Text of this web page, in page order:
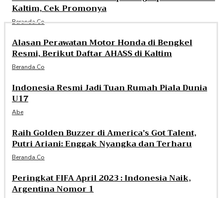
Kaltim, Cek Promonya
Beranda.co
Alasan Perawatan Motor Honda di Bengkel
Resmi, Berikut Daftar AHASS di Kaltim
Beranda.co
Indonesia Resmi Jadi Tuan Rumah Piala Dunia
U17
Abe
Raih Golden Buzzer di America’s Got Talent,
Putri Ariani: Enggak Nyangka dan Terharu
Beranda.co
Peringkat FIFA April 2023 : Indonesia Naik,
Argentina Nomor 1